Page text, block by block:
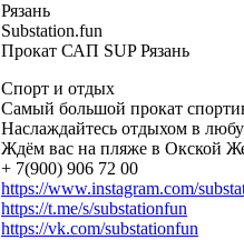
Рязань
Substation.fun
Прокат САП SUP Рязань
Спорт и отдых
Самый большой прокат
Наслаждайтесь отдыхом в
Ждём вас на пляже в Окской
+ 7(900) 906 72 00
https://www.instagram.com/
https://t.me/s/substationfun
https://vk.com/substationfun